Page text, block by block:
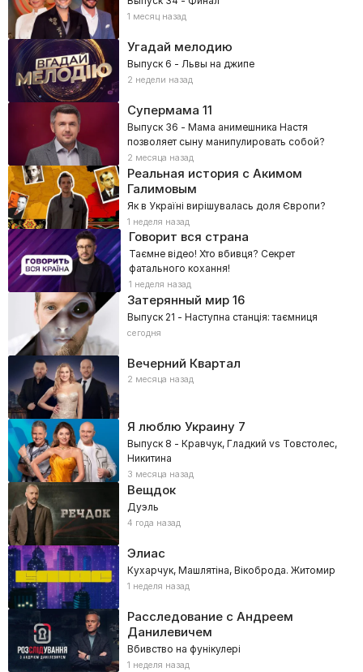
1 месяц назад
Угадай мелодию
Выпуск 6 - Львы на джипе
2 недели назад
Супермама 11
Выпуск 36 - Мама анимешника Настя
позволяет сыну манипулировать собой?
2 месяца назад
Реальная история с Акимом
Галимовым
Як в Україні вирішувалась доля Європи?
1 неделя назад
Говорит вся страна
Таємне відео! Хто вбивця? Секрет
фатального кохання!
1 неделя назад
Затерянный мир 16
Выпуск 21 - Наступна станція: таємниця
сегодня
Вечерний Квартал
2 месяца назад
Я люблю Украину7
Выпуск 8 - Кравчук, Гладкий vs Товстолес,
Никитина
3 месяца назад
Вещдок
Дуэль
4 года назад
Элиас
Кухарчук, Машлятіна, Вікоброда. Житомир
1 неделя назад
Расследование с Андреем
Данилевичем
Вбивство на фунікулері
1 неделя назад